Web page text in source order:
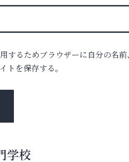
するためブラウザーに自分の名前
トを保存する。
学校